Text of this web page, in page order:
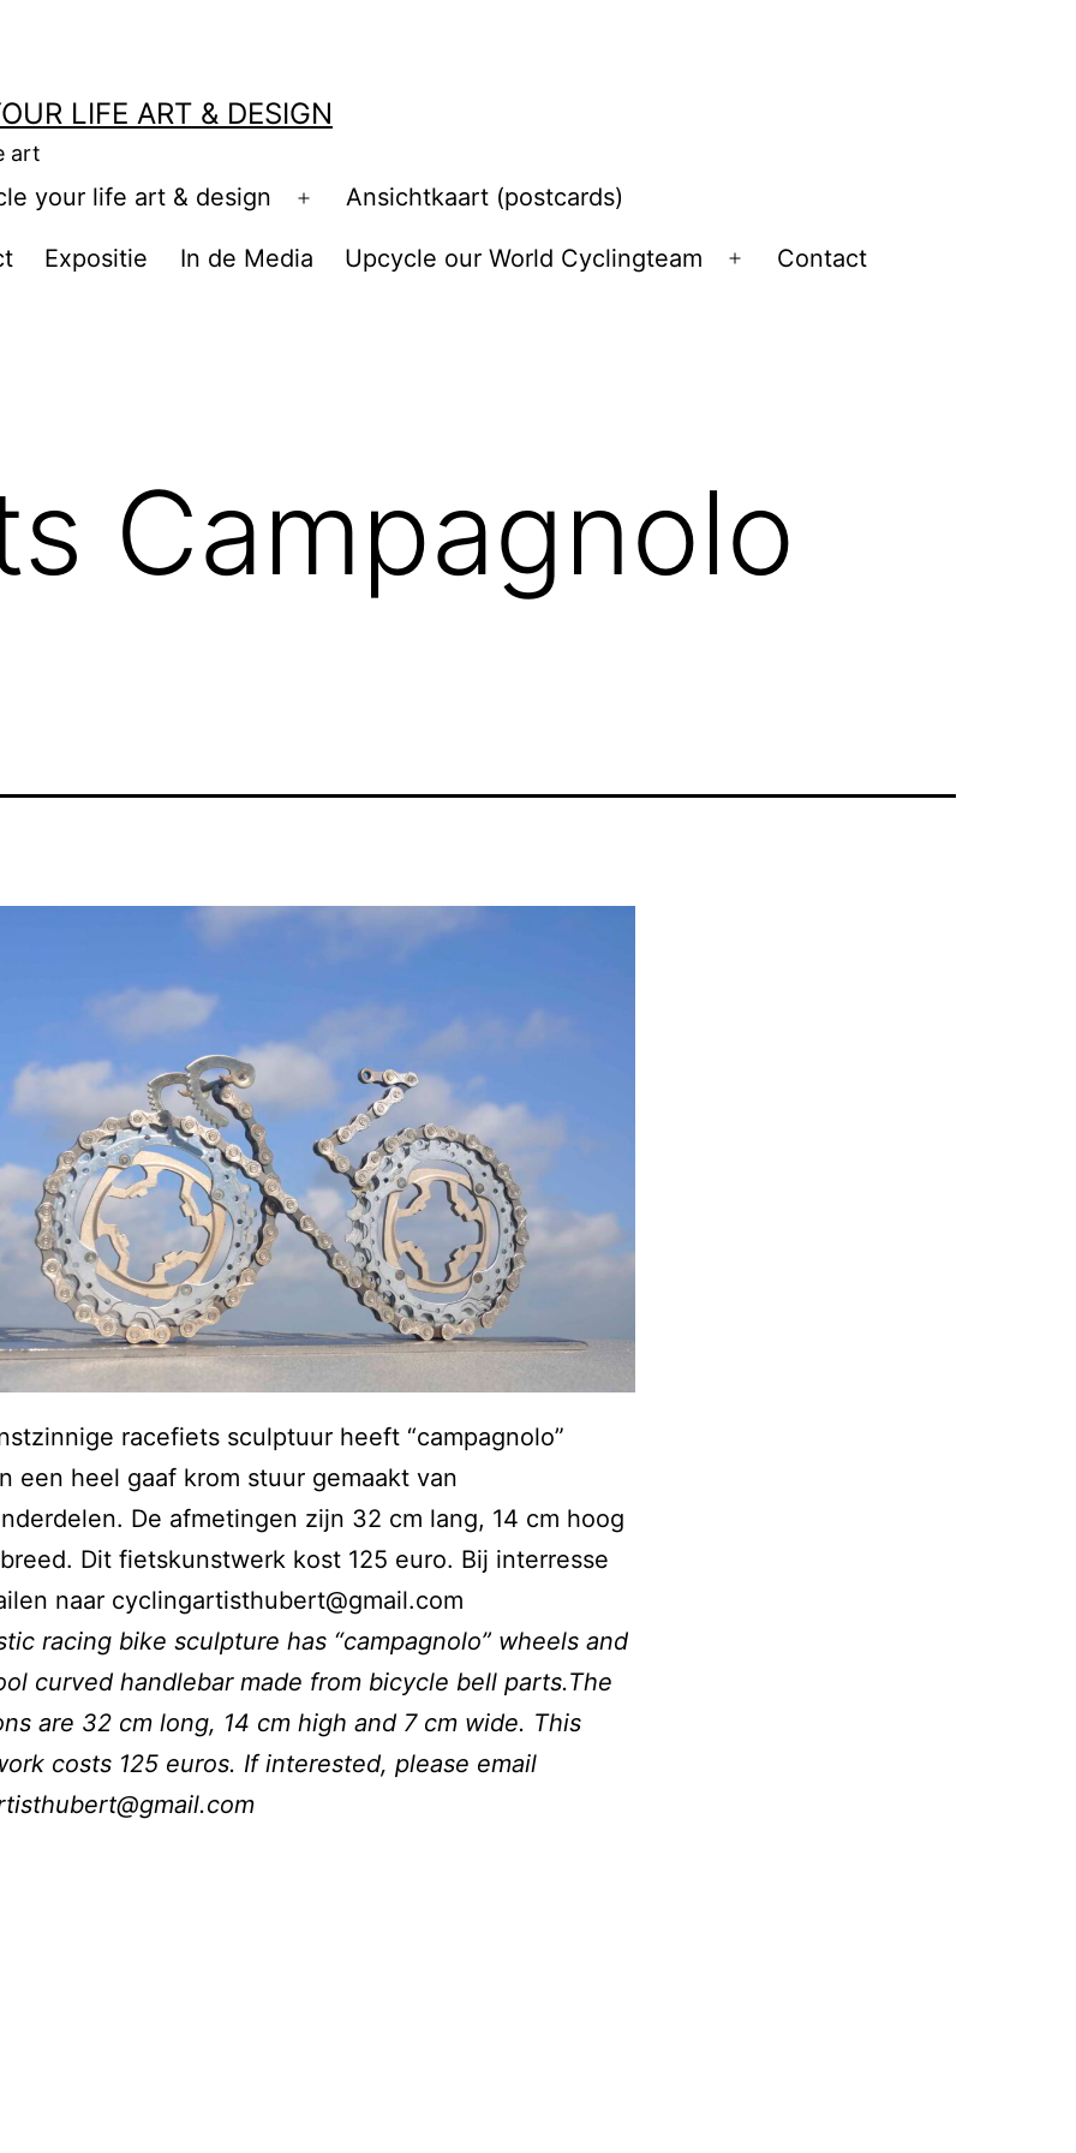
LIFE ART & DESIGN
art
your life art & design
Open
menu
Ansichtkaart (postcards)
Expositie In de Media Upcycle our World Cyclingteam
Open
Contact
Campagnolo
racefiets sculptuur heeft “campagnolo”
een heel gaaf krom stuur gemaakt van
De afmetingen zijn 32 cm lang, 14 cm hoog
Dit fietskunstwerk kost 125 euro. Bij interresse
naar cyclingartisthubert@gmail.com
racing bike sculpture has “campagnolo” wheels and
curved handlebar made from bicycle bell parts.The
are 32 cm long, 14 cm high and 7 cm wide. This
costs 125 euros. If interested, please email